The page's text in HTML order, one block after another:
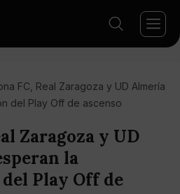
FC, Real Zaragoza y UD Almería
del Play Off de ascenso
Zaragoza y UD
la
Play Off de